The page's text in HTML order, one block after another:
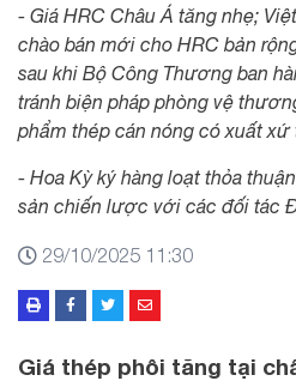
- Giá HRC Châu Á tăng nhẹ;
chào bán mới cho HRC bản
sau khi Bộ Công Thương ban
tránh biện pháp phòng vệ
phẩm thép cán nóng có xuất xứ
- Hoa Kỳ ký hàng loạt thỏa
sản chiến lược với các đối tác
29/10/2025 11:30
Giá thép phôi tăng tại